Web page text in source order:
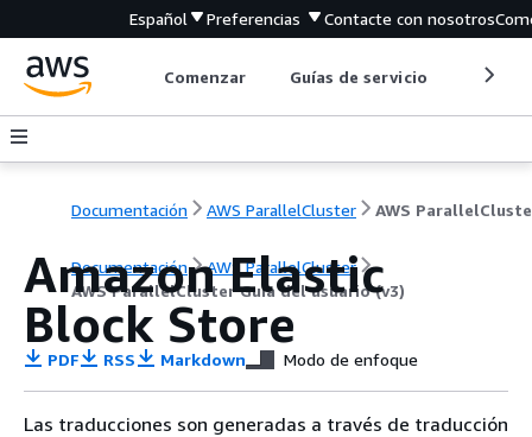
Español Preferencias Contacte con nosotros
Comenzar Guías de servicio
Documentación AWS ParallelCluster
Documentación
AWS ParallelCluster
AWS ParallelCluster Guía del usuario (v3)
Amazon Elastic
Block Store
PDF RSS Markdown Modo de enfoque
Las traducciones son generadas a través de traducción